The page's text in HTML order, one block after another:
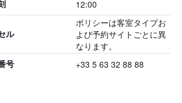
12:00
ル
ポリシーは客室タイプお
よび予約サイトごとに異
なります。
号 +33 5 63 32 88 88